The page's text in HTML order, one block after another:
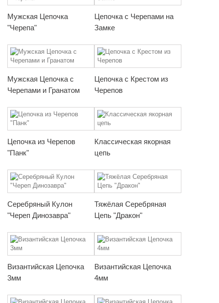
Мужская Цепочка
"Черепа"
Цепочка с Черепами на
Замке
Мужская Цепочка с
Черепами и Гранатом
Цепочка с Крестом из
Черепов
Цепочка из Черепов
"Панк"
Классическая якорная
цепь
Серебряный Кулон
"Череп Динозавра"
Тяжёлая Серебряная
Цепь "Дракон"
Византийская Цепочка
3мм
Византийская Цепочка
4мм